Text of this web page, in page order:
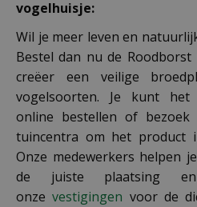
vogelhuisje:
Wil je meer leven en
Bestel dan nu de
creëer een veilige
vogelsoorten. Je kunt het
online bestellen of bezoek
tuincentra om het product
Onze medewerkers helpen
de juiste plaatsing
onzevestigingen voor de